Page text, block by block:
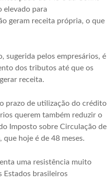
elevado para
geram receita própria, o que
sugerida pelos empresários, é
dos tributos até que os
receita.
prazo de utilização do crédito
querem também reduzir o
Imposto sobre Circulação de
que hoje é de 48 meses.
uma resistência muito
Estados brasileiros